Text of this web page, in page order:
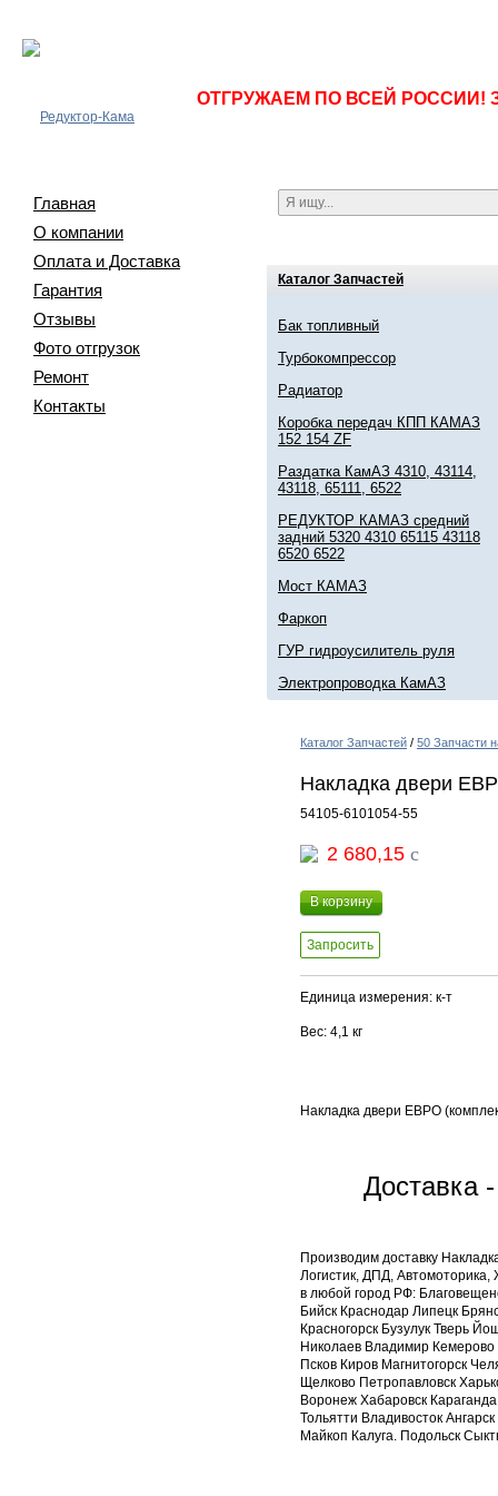
ОТГРУЖАЕМ ПО ВСЕЙ РОССИИ!
Главная
О компании
Оплата и Доставка
Гарантия
Отзывы
Фото отгрузок
Ремонт
Контакты
Каталог Запчастей
Бак топливный
Турбокомпрессор
Радиатор
Коробка передач КПП КАМАЗ
152 154 ZF
Раздатка КамАЗ 4310, 43114,
43118, 65111, 6522
РЕДУКТОР КАМАЗ средний
задний 5320 4310 65115 43118
6520 6522
Мост КАМАЗ
Фаркоп
ГУР гидроусилитель руля
Электропроводка КамАЗ
Каталог Запчастей / 50 Запчасти
Накладка двери
54105-6101054-55
2 680,15 c
В корзину
Запросить
Единица измерения: к-т
Вес: 4,1 кг
Накладка двери ЕВРО
Доставка
Производим доставку
Логистик, ДПД,
в любой город РФ:
Бийск Краснодар Липецк
Красногорск Бузулук Тверь
Николаев Владимир
Псков Киров Магнитогорск
Щелково Петропавловск
Воронеж Хабаровск
Тольятти Владивосток
Майкоп Калуга. Подольск